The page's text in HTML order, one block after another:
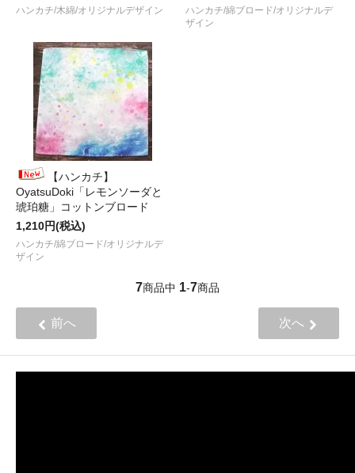
ハンカチ/木綿/オリジナルデザイン
ハンカチ/綿ブロード/オリジナルデ
ザイン
【ハンカチ】
OyatsuDoki「レモンソーダと
琥珀糖」コットンブロード
1,210円(税込)
ハンカチ/綿ブロード/オリジナルデ
ザイン
7商品中 1-7商品
前へ 次へ